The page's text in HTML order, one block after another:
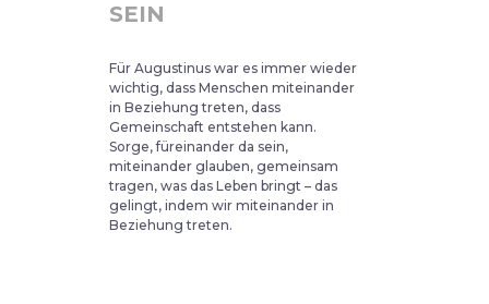
SEIN
Für Augustinus war es immer wieder
wichtig, dass Menschen miteinander
in Beziehung treten, dass
Gemeinschaft entstehen kann.
Sorge, füreinander da sein,
miteinander glauben, gemeinsam
tragen, was das Leben bringt – das
gelingt, indem wir miteinander in
Beziehung treten.